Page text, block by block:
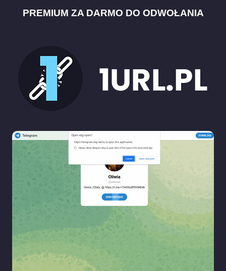
PREMIUM ZA DARMO DO ODWOŁANIA